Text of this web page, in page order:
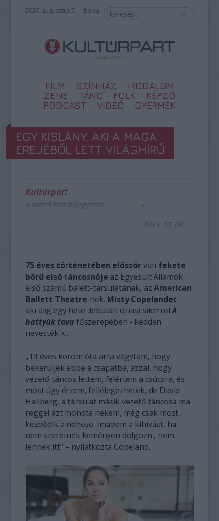
2026. augusztus 7. – Ibolya
FILM SZÍNHÁZ
IRODALOM
ZENE
TÁNC FOLK
KÉPZŐ
PODCAST
VIDEÓ GYERMEK
EGY KISLÁNY, AKI A MAGA
EREJÉBŐL LETT VILÁGHÍRŰ
Kultúrpart
a szerző friss bejegyzései
2015. 07. 03.
75 éves történetében előszörvan fekete
bőrű első táncosnője az Egyesült Államok
első számú balett-társulatának, azAmerican
Ballett Theatre-nek. Misty Copelandet -
aki alig egy hete debütált óriási sikerrel A
hattyúk tava főszerepében - kedden
nevezték ki.
„13 éves korom óta arra vágytam, hogy
bekerüljek ebbe a csapatba, azzal, hogy
vezető táncos lettem, felértem a csúcsra, és
most úgy érzem, fellélegezhetek, de David
Hallberg, a társulat másik vezető táncosa ma
reggel azt mondta nekem, még csak most
kezdődik a neheze. Imádom a kihívást, ha
nem szeretnék keményen dolgozni, nem
lennék itt” – nyilatkozta Copeland.